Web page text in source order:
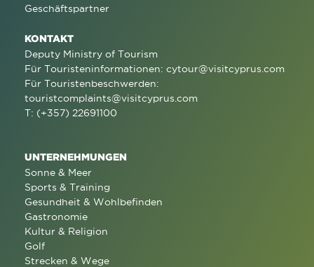
Geschäftspartner
KONTAKT
Deputy Ministry of Tourism
Für Touristeninformationen: cytour@visitcyprus.com
Für Touristenbeschwerden:
touristcomplaints@visitcyprus.com
T: (+357) 22691100
UNTERNEHMUNGEN
Sonne & Meer
Sports & Training
Gesundheit & Wohlbefinden
Gastronomie
Kultur & Religion
Golf
Strecken & Wege